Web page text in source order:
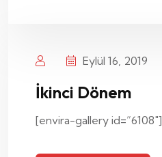
Eylül 16, 2019
İkinci Dönem
[envira-gallery id=”6108″]